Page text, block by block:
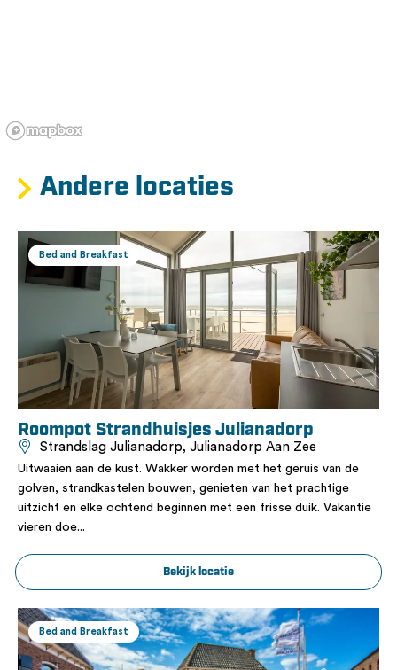
Andere locaties
Bed and Breakfast
Roompot Strandhuisjes Julianadorp
Strandslag Julianadorp, Julianadorp Aan Zee
Uitwaaien aan de kust. Wakker worden met het geruis van de
golven, strandkastelen bouwen, genieten van het prachtige
uitzicht en elke ochtend beginnen met een frisse duik. Vakantie
vieren doe...
Bekijk locatie
Bed and Breakfast